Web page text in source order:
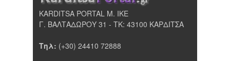
KARDITSA PORTAL Μ. ΙΚΕ
Γ. ΒΑΛΤΑΔΩΡΟΥ 31 - ΤΚ: 43100 ΚΑΡΔΙΤΣΑ
Τηλ: (+30) 24410 72888